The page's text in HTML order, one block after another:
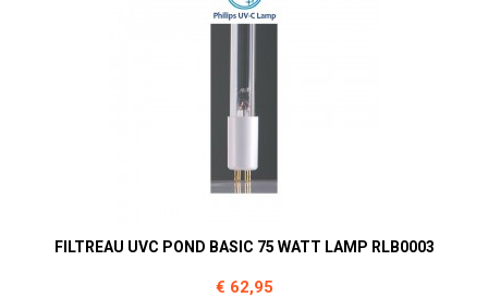
FILTREAU UVC POND BASIC 75 WATT LAMP RLB0003
Prijs
€ 62,95